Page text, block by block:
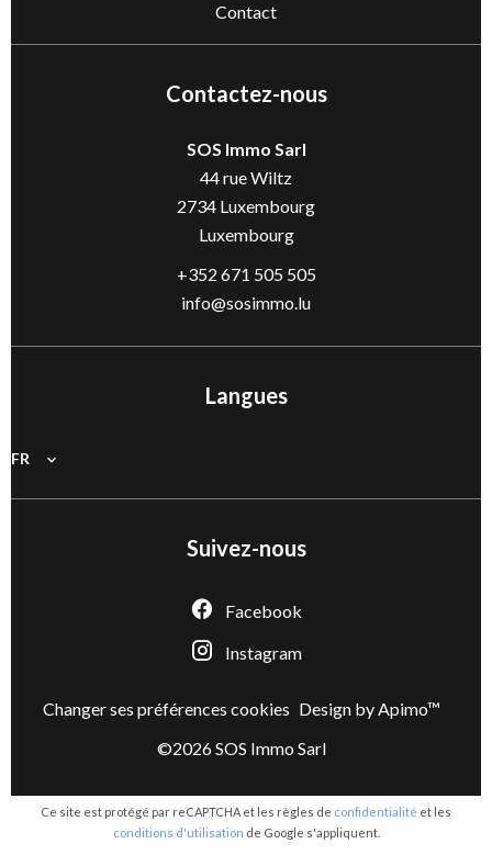
Contact
Contactez-nous
SOS Immo Sarl
44 rue Wiltz
2734 Luxembourg
Luxembourg
+352 671 505 505
info@sosimmo.lu
Langues
FR
Suivez-nous
Facebook
Instagram
Changer ses préférences cookies Design byApimo™
©2026 SOS Immo Sarl
Ce site est protégé par reCAPTCHA et les règles de confidentialité et les
conditions d'utilisation de Google s'appliquent.